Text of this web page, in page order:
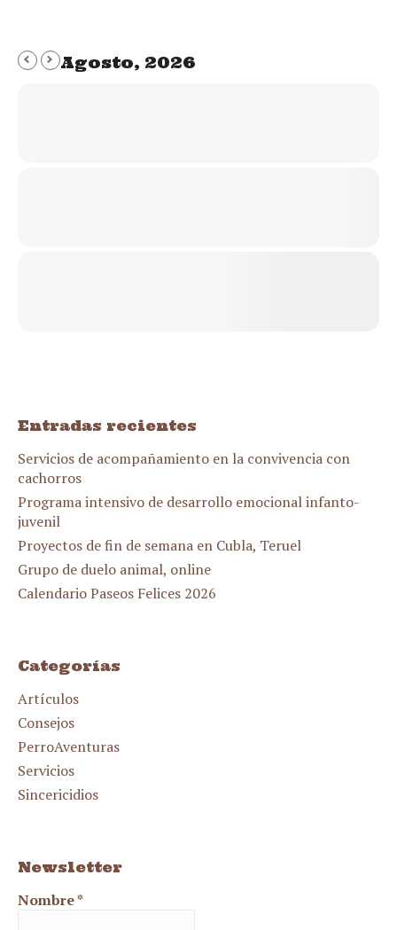
Agosto, 2026
Entradas recientes
Servicios de acompañamiento en la convivencia con
cachorros
Programa intensivo de desarrollo emocional infanto-
juvenil
Proyectos de fin de semana en Cubla, Teruel
Grupo de duelo animal, online
Calendario Paseos Felices 2026
Categorías
Artículos
Consejos
PerroAventuras
Servicios
Sincericidios
Newsletter
Nombre*